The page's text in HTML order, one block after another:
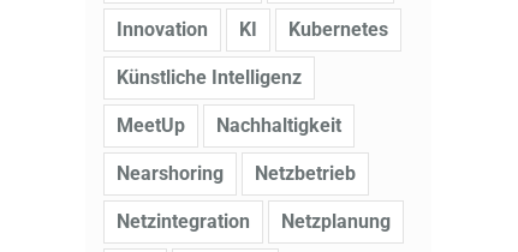
Innovation KI Kubernetes
Künstliche Intelligenz
MeetUp Nachhaltigkeit
Nearshoring Netzbetrieb
Netzintegration Netzplanung